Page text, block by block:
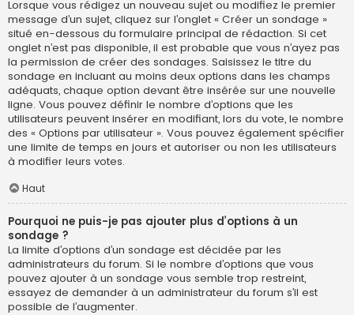
Lorsque vous rédigez un nouveau sujet ou modifiez le premier
message d’un sujet, cliquez sur l’onglet « Créer un sondage »
situé en-dessous du formulaire principal de rédaction. Si cet
onglet n’est pas disponible, il est probable que vous n’ayez pas
la permission de créer des sondages. Saisissez le titre du
sondage en incluant au moins deux options dans les champs
adéquats, chaque option devant être insérée sur une nouvelle
ligne. Vous pouvez définir le nombre d’options que les
utilisateurs peuvent insérer en modifiant, lors du vote, le nombre
des « Options par utilisateur ». Vous pouvez également spécifier
une limite de temps en jours et autoriser ou non les utilisateurs
à modifier leurs votes.
Haut
Pourquoi ne puis-je pas ajouter plus d’options à un
sondage ?
La limite d’options d’un sondage est décidée par les
administrateurs du forum. Si le nombre d’options que vous
pouvez ajouter à un sondage vous semble trop restreint,
essayez de demander à un administrateur du forum s’il est
possible de l’augmenter.